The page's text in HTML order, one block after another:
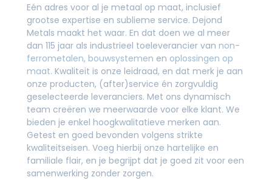
Eén adres voor al je metaal op maat, inclusief
grootse expertise en sublieme service. Dejond
Metals maakt het waar. En dat doen we al meer
dan 115 jaar als industrieel toeleverancier van non-
ferrometalen, bouwsystemen en oplossingen op
maat. Kwaliteit is onze leidraad, en dat merk je aan
onze producten, (after)service én zorgvuldig
geselecteerde leveranciers. Met ons dynamisch
team creëren we meerwaarde voor elke klant. We
bieden je enkel hoogkwalitatieve merken aan.
Getest en goed bevonden volgens strikte
kwaliteitseisen. Voeg hierbij onze hartelijke en
familiale flair, en je begrijpt dat je goed zit voor een
samenwerking zonder zorgen.